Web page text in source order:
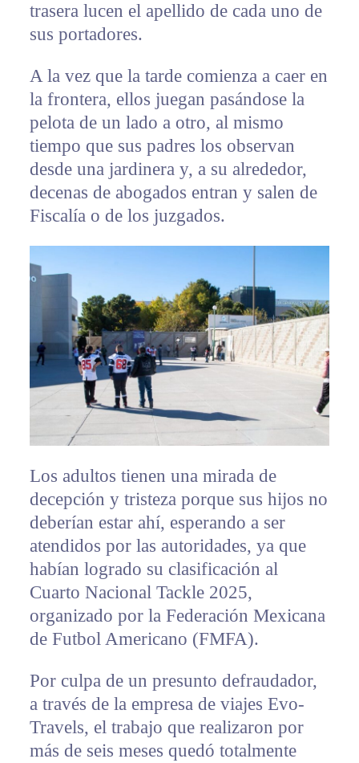
trasera lucen el apellido de cada uno de
sus portadores.
A la vez que la tarde comienza a caer en
la frontera, ellos juegan pasándose la
pelota de un lado a otro, al mismo
tiempo que sus padres los observan
desde una jardinera y, a su alrededor,
decenas de abogados entran y salen de
Fiscalía o de los juzgados.
Los adultos tienen una mirada de
decepción y tristeza porque sus hijos no
deberían estar ahí, esperando a ser
atendidos por las autoridades, ya que
habían logrado su clasificación al
Cuarto Nacional Tackle 2025,
organizado por la Federación Mexicana
de Futbol Americano (FMFA).
Por culpa de un presunto defraudador,
a través de la empresa de viajes Evo-
Travels, el trabajo que realizaron por
más de seis meses quedó totalmente